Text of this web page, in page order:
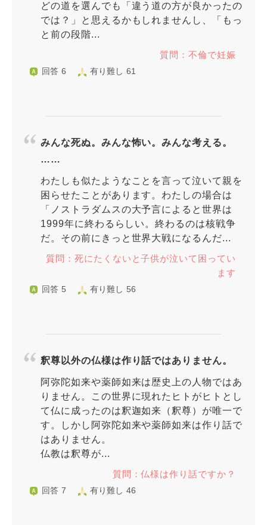
どの道を選んでも「違う道の方が良かったの
では？」と思えるかもしれませんし、「もっ
と前の段階...
質問：不倫で妊娠
回答 6 有り難し 61
みんな死ぬ。みんな怖い。みんな考える。
……
わたしも似たようなことを言って泣いて親を
困らせたことがあります。わたしの場合は
「ノストラダムスの大予言によると世界は
1999年に終わるらしい。終わるのは核戦争
だ。その前にきっと世界大戦になるんだ...
質問：死にたくないと子供が泣いて困ってい
ます
回答 5 有り難し 56
釈尊以外の仏様は作り話ではありません。
阿弥陀如来や薬師如来は歴史上の人物ではあ
りません。この世界に現れたヒトがヒトとし
て仏に成ったのは釈迦如来（釈尊）が唯一で
す。しかし阿弥陀如来や薬師如来は作り話で
はありません。
仏教は釈尊が...
質問：仏様は作り話ですか？
回答 7 有り難し 46